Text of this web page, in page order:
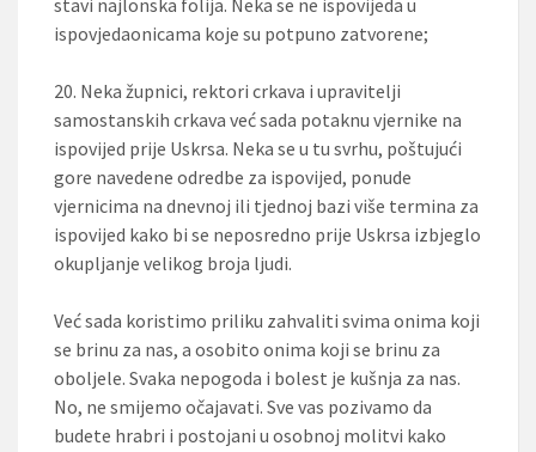
stavi najlonska folija. Neka se ne ispovijeda u
ispovjedaonicama koje su potpuno zatvorene;
20. Neka župnici, rektori crkava i upravitelji
samostanskih crkava već sada potaknu vjernike na
ispovijed prije Uskrsa. Neka se u tu svrhu, poštujući
gore navedene odredbe za ispovijed, ponude
vjernicima na dnevnoj ili tjednoj bazi više termina za
ispovijed kako bi se neposredno prije Uskrsa izbjeglo
okupljanje velikog broja ljudi.
Već sada koristimo priliku zahvaliti svima onima koji
se brinu za nas, a osobito onima koji se brinu za
oboljele. Svaka nepogoda i bolest je kušnja za nas.
No, ne smijemo očajavati. Sve vas pozivamo da
budete hrabri i postojani u osobnoj molitvi kako